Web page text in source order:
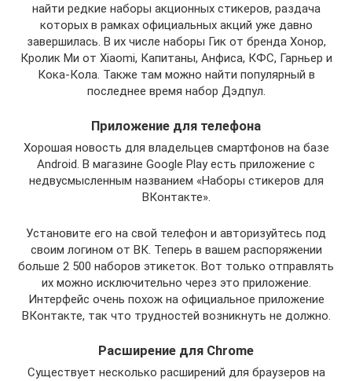
найти редкие наборы акционных стикеров, раздача
которых в рамках официальных акций уже давно
завершилась. В их числе наборы Гик от бренда Хонор,
Кролик Ми от Xiaomi, Капитаны, Анфиса, КФС, Гарньер и
Кока-Кола. Также там можно найти популярный в
последнее время набор Дэдпул.
Приложение для телефона
Хорошая новость для владельцев смартфонов на базе
Android. В магазине Google Play есть приложение с
недвусмысленным названием «Наборы стикеров для
ВКонтакте».
Установите его на свой телефон и авторизуйтесь под
своим логином от ВК. Теперь в вашем распоряжении
больше 2 500 наборов этикеток. Вот только отправлять
их можно исключительно через это приложение.
Интерфейс очень похож на официальное приложение
ВКонтакте, так что трудностей возникнуть не должно.
Расширение для Chrome
Существует несколько расширений для браузеров на